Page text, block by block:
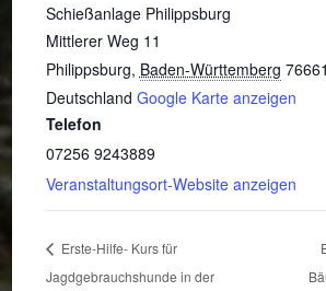
Schießanlage Philippsburg
Mittlerer Weg 11
Philippsburg, Baden-Württemberg 76661
Deutschland Google Karte anzeigen
Telefon
07256 9243889
Veranstaltungsort-Website anzeigen
Erste-Hilfe- Kurs für
Jagdgebrauchshunde in der